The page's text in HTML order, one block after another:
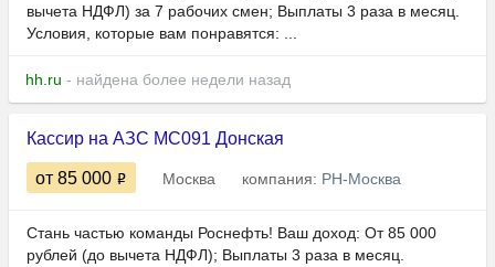
вычета НДФЛ) за 7 рабочих смен; Выплаты 3 раза в месяц.
Условия, которые вам понравятся: ...
hh.ru - найдена более недели назад
Кассир на АЗС МС091 Донская
от 85 000 Москва компания: РН-Москва
Стань частью команды Роснефть! Ваш доход: От 85 000
рублей (до вычета НДФЛ); Выплаты 3 раза в месяц.